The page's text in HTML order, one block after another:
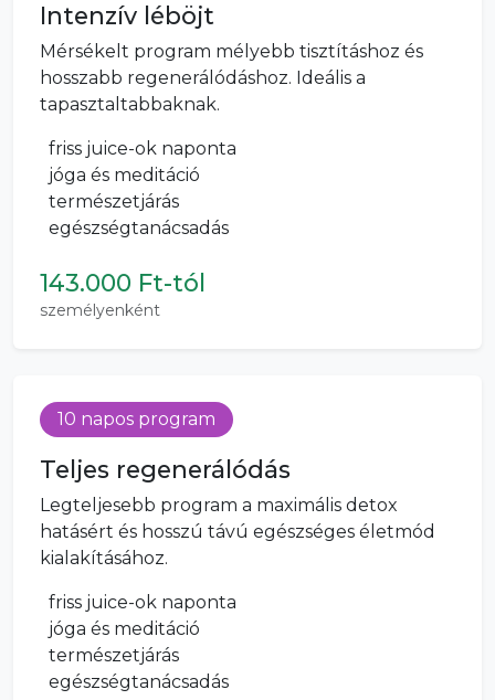
Intenzív léböjt
Mérsékelt program mélyebb tisztításhoz és
hosszabb regenerálódáshoz. Ideális a
tapasztaltabbaknak.
friss juice-ok naponta
jóga és meditáció
természetjárás
egészségtanácsadás
143.000 Ft-tól
személyenként
10 napos program
Teljes regenerálódás
Legteljesebb program a maximális detox
hatásért és hosszú távú egészséges életmód
kialakításához.
friss juice-ok naponta
jóga és meditáció
természetjárás
egészségtanácsadás